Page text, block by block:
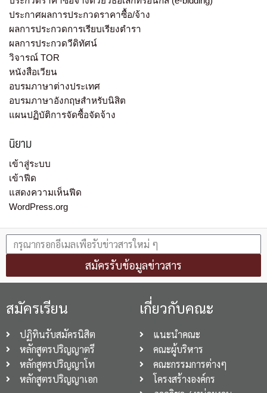
ประกาศผลการประกวดราคาซื้อ/จ้าง
ผลการประกวดการเรียบเรียงตำรา
ผลการประกวดวีดิทัศน์
วิจารณ์ TOR
หนังสือเวียน
อบรมภาษาต่างประเทศ
อบรมภาษาอังกฤษสำหรับนิสิต
แผนปฏิบัติการจัดซื้อจัดจ้าง
นิยาม
เข้าสู่ระบบ
เข้าฟีด
แสดงความเห็นฟีด
WordPress.org
สมัครรับข้อมูลข่าวสาร
สมัครเรียน
ปฏิทินรับสมัครนิสิต
หลักสูตรปริญญาตรี
หลักสูตรปริญญาโท
หลักสูตรปริญญาเอก
เกี่ยวกับคณะ
แนะนำคณะ
คณะผู้บริหาร
คณะกรรมการต่างๆ
โครงสร้างองค์กร